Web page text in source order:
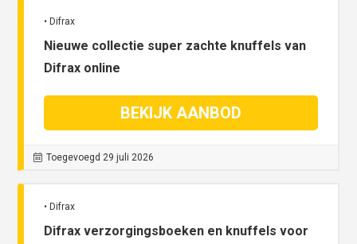
• Difrax
Nieuwe collectie super zachte knuffels van
Difrax online
BEKIJK AANBOD
Toegevoegd 29 juli 2026
• Difrax
Difrax verzorgingsboeken en knuffels voor